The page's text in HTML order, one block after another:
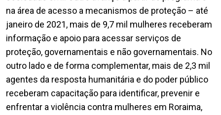
na área de acesso a mecanismos de proteção – até
janeiro de 2021, mais de 9,7 mil mulheres receberam
informação e apoio para acessar serviços de
proteção, governamentais e não governamentais. No
outro lado e de forma complementar, mais de 2,3 mil
agentes da resposta humanitária e do poder público
receberam capacitação para identificar, prevenir e
enfrentar a violência contra mulheres em Roraima,